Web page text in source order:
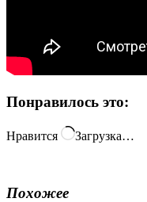
Понравилось это:
Нравится Загрузка…
Похожее